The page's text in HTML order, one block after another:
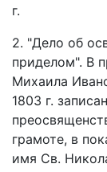
г.
2. "Дело об
приделом". В
Михаила
1803 г.
грамоте, в
имя Св.